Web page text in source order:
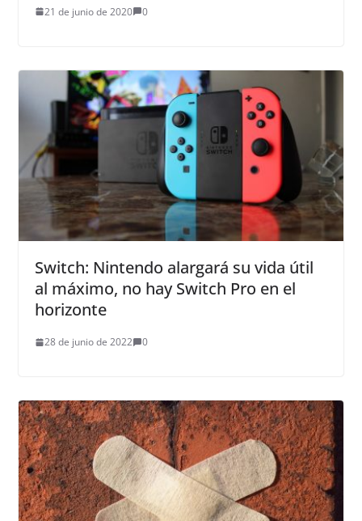
21 de junio de 2020 0
Switch: Nintendo alargará su vida útil
al máximo, no hay Switch Pro en el
horizonte
28 de junio de 2022 0